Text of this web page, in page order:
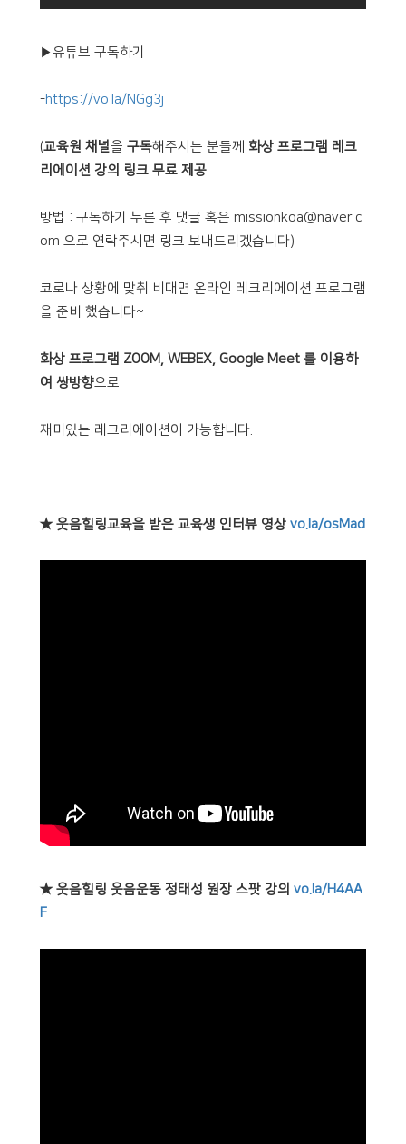
▶유튜브 구독하기
-https://vo.la/NGg3j
(교육원 채널을 구독해주시는 분들께 화상 프로그램 레크
리에이션 강의 링크 무료 제공
방법 : 구독하기 누른 후 댓글 혹은 missionkoa@naver.c
om 으로 연락주시면 링크 보내드리겠습니다)
코로나 상황에 맞춰 비대면 온라인 레크리에이션 프로그램
을 준비 했습니다~
화상 프로그램 ZOOM, WEBEX, Google Meet 를 이용하
여 쌍방향으로
재미있는 레크리에이션이 가능합니다.
★ 웃음힐링교육을 받은 교육생 인터뷰 영상 vo.la/osMad
★ 웃음힐링 웃음운동 정태성 원장 스팟 강의 vo.la/H4AA
F